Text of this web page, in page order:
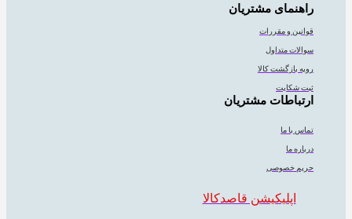
راهنمای مشتریان
قوانین و مقررات
سوالات متداول
رویه بازگشت کالا
ثبت شکایت
ارتباطات مشتریان
تماس با ما
درباره ما
حریم خصوصی
اپلیکیشن قاصدکالا